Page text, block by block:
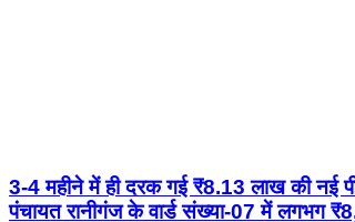
3-4 महीने में ही दरक गई ₹8.13 लाख की नई
पंचायत रानीगंज के वार्ड संख्या-07 में लगभग